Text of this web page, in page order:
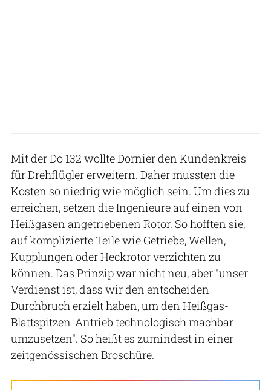
Mit der Do 132 wollte Dornier den Kundenkreis
für Drehflügler erweitern. Daher mussten die
Kosten so niedrig wie möglich sein. Um dies zu
erreichen, setzen die Ingenieure auf einen von
Heißgasen angetriebenen Rotor. So hofften sie,
auf komplizierte Teile wie Getriebe, Wellen,
Kupplungen oder Heckrotor verzichten zu
können. Das Prinzip war nicht neu, aber "unser
Verdienst ist, dass wir den entscheiden
Durchbruch erzielt haben, um den Heißgas-
Blattspitzen-Antrieb technologisch machbar
umzusetzen". So heißt es zumindest in einer
zeitgenössischen Broschüre.